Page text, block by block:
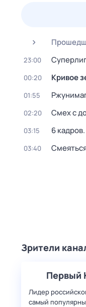
23:00
00:20 Кривое
01:55
02:20 Смех с
03:15 6 кадров
03:40
Зрители
Первый
Лидер
самый